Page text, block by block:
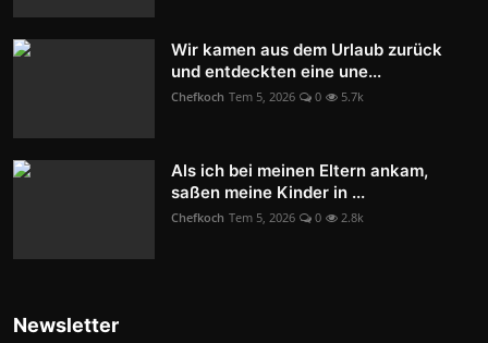
Wir kamen aus dem Urlaub zurück
und entdeckten eine une...
Chefkoch Tem 5, 2026 0 5.7k
Als ich bei meinen Eltern ankam,
saßen meine Kinder in ...
Chefkoch Tem 5, 2026 0 2.8k
Newsletter